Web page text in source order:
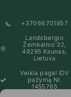
+37066701957
Landsbergio
Žemkalnio 32,
49295 Kaunas,
Lietuva
Veikla pagal IDV
pažymą Nr.
1455765